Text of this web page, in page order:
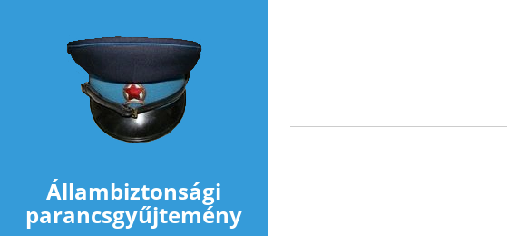
Állambiztonsági
parancsgyűjtemény